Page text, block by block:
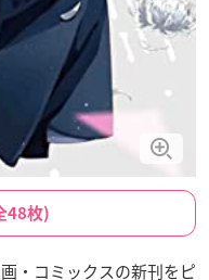
48枚)
・コミックスの新刊をピ